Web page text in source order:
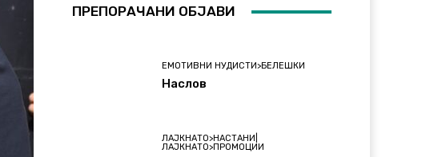
ПРЕПОРАЧАНИ ОБЈАВИ
ЕМОТИВНИ НУДИСТИ>БЕЛЕШКИ
Наслов
ЛАЈКНАТО>НАСТАНИ|
ЛАЈКНАТО>ПРОМОЦИИ